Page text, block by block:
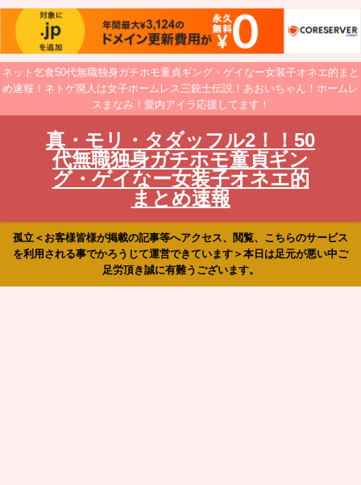
ネット乞食50代無職独身ガチホモ童貞ギング・ゲイなー女装子オネエ的まと
め速報！ネトゲ廃人は女子ホームレス三銃士伝説！あおいちゃん！ホームレ
スまなみ！愛内アイラ応援してます！
真・モリ・タダッフル2！！50
代無職独身ガチホモ童貞ギン
グ・ゲイなー女装子オネエ的
まとめ速報
孤立＜お客様皆様が掲載の記事等へアクセス、閲覧、こちらのサービス
を利用される事でかろうじて運営できています＞本日は足元が悪い中ご
足労頂き誠に有難うございます。